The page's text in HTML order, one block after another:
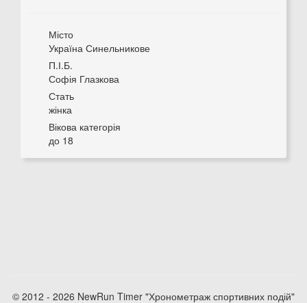
Місто
Україна Синельникове
П.І.Б.
Софія Глазкова
Стать
жінка
Вікова категорія
до 18
© 2012 - 2026 NewRun Timer "Хронометраж спортивних подій"